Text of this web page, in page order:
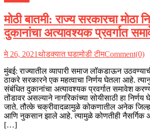
मोठी बातमी: राज्य सरकारचा मोठा
दुकानांचा अत्यावश्यक प्रवर्गात
मे 26, 2021थोडक्यात घडामोडी टीमComment(0)
मुंबई: राज्यातील व्यापारी समाज लॉकडाऊन
ठाकरे सरकारने एक महत्वाचा निर्णय घेतला आहे.
संबंधित दुकानांचा अत्यावश्यक प्रवर्गात समावेश
तोंडावर असल्याने नागरिकांच्या सोयीसाठी हा
जाते. तौत्के चक्रीवादळामुळे कोकणातील अनेक
आणि नुकसान झाले आहे. त्यामुळे कोणतीही नैसर्गिक
[…]